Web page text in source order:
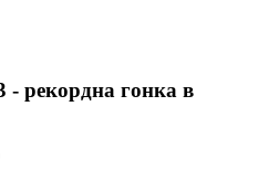
- рекордна гонка в